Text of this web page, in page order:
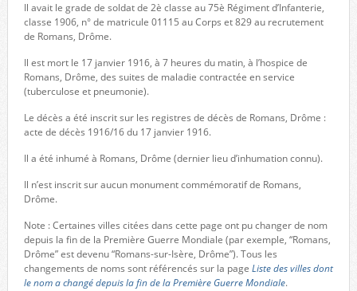
Il avait le grade de soldat de 2è classe au 75è Régiment d’Infanterie,
classe 1906, n° de matricule 01115 au Corps et 829 au recrutement
de Romans, Drôme.
Il est mort le 17 janvier 1916, à 7 heures du matin, à l’hospice de
Romans, Drôme, des suites de maladie contractée en service
(tuberculose et pneumonie).
Le décès a été inscrit sur les registres de décès de Romans, Drôme :
acte de décès 1916/16 du 17 janvier 1916.
Il a été inhumé à Romans, Drôme (dernier lieu d’inhumation connu).
Il n’est inscrit sur aucun monument commémoratif de Romans,
Drôme.
Note : Certaines villes citées dans cette page ont pu changer de nom
depuis la fin de la Première Guerre Mondiale (par exemple, “Romans,
Drôme” est devenu “Romans-sur-Isère, Drôme”). Tous les
changements de noms sont référencés sur la page Liste des villes dont
le nom a changé depuis la fin de la Première Guerre Mondiale.